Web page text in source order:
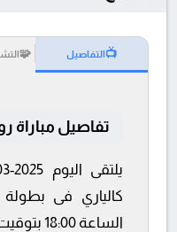
📺التفاصيل 🧩
تفاصيل مباراة
كالياري فى بطولة
الساعة 18:00 بتوقيت القاهرة و 18:00.